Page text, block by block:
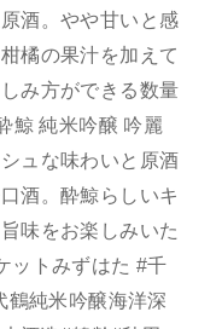
酒。やや甘いと感
橘の果汁を加えて
み方ができる数量
鯨 純米吟醸 吟麗
ュな味わいと原酒
酒。酔鯨らしいキ
味をお楽しみいた
ットみずはた #千
鶴純米吟醸海洋深